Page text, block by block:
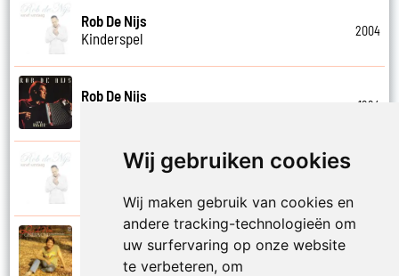
Wij gebruiken cookies
Wij maken gebruik van cookies en
andere tracking-technologieën om
uw surfervaring op onze website
te verbeteren, om
Rob De Nijs
Kinderspel
2004
Rob De Nijs
1994
Rob De Nijs
Rob De Nijs
Kleine man